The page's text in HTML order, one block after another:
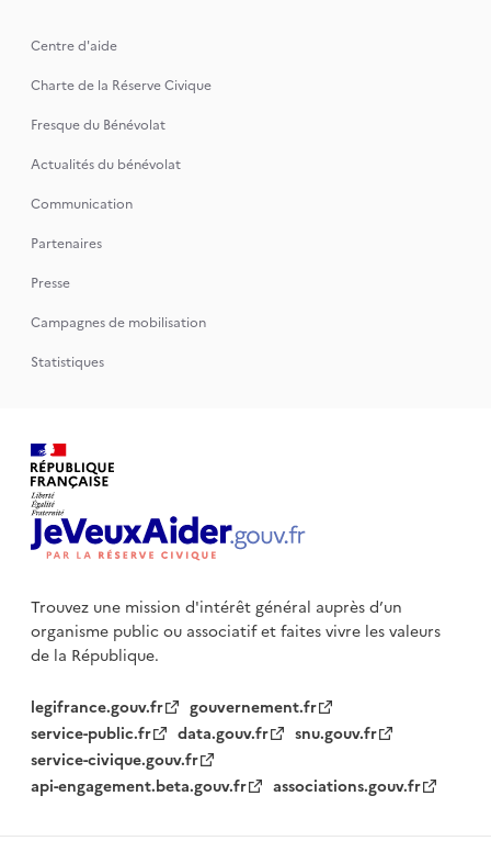
Centre d'aide
Charte de la Réserve Civique
Fresque du Bénévolat
Actualités du bénévolat
Communication
Partenaires
Presse
Campagnes de mobilisation
Statistiques
Trouvez une mission d'intérêt général auprès d’un
organisme publicou associatif et faites vivre les valeurs
de la République.
legifrance.gouv.fr
gouvernement.fr
service-public.fr
data.gouv.fr
snu.gouv.fr
service-civique.gouv.fr
api-engagement.beta.gouv.fr
associations.gouv.fr